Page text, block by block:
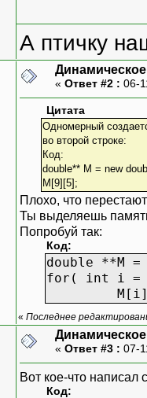
А птичку
« Ответ #2 : 06-
Цитата
Одномерный
во второй строке:
Код:
double** M = new
M[9][5];
Плохо, что
Ты выделяешь
Попробуй так:
Код:
double **M
for( int i =
M[i] =
« Последнее
« Ответ #3 : 07-
Вот кое-что написал
Код: